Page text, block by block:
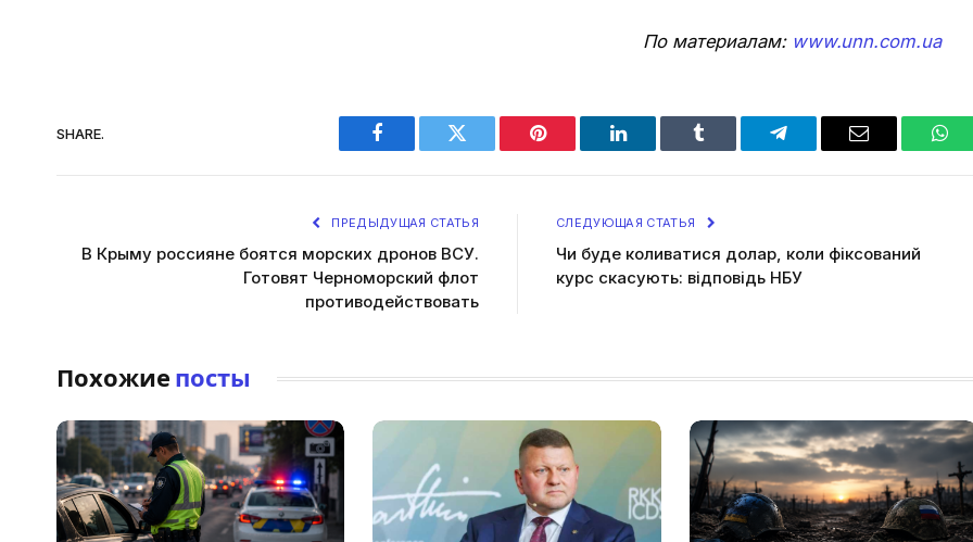
По материалам: www.unn.com.ua
SHARE.
Facebook Twitter Pinterest LinkedIn Tumblr Telegram Email
ПРЕДЫДУЩАЯ СТАТЬЯ
В Крыму россияне боятся морских дронов ВСУ.
Готовят Черноморский флот
противодействовать
СЛЕДУЮЩАЯ СТАТЬЯ
Чи буде коливатися долар, коли фіксований
курс скасують: відповідь НБУ
Похожие посты